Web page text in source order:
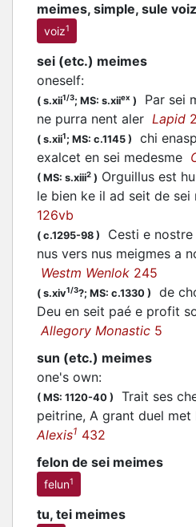
meimes, simple, sule voiz
voiz1
sei (etc.) meimes
oneself:
( s.xii1/3; MS: s.xiiex )
Par sei
ne purra nent aler Lapid
( s.xii1; MS: c.1145 )
chi
exalcet en sei medesme
( MS: s.xiii2 ) Orguillus est
le bien ke il ad seit de sei
126vb
( c.1295-98 )
Cesti e
nus vers nus meigmes a
Westm Wenlok 245
( s.xiv1/3?; MS: c.1330 )
de
Deu en seit paé e profit
Allegory Monastic 5
sun (etc.) meimes
one's own:
( MS: 1120-40 )
Trait ses
peitrine, A grant duel met
Alexis1 432
felon de sei meimes
felun1
tu, tei meimes